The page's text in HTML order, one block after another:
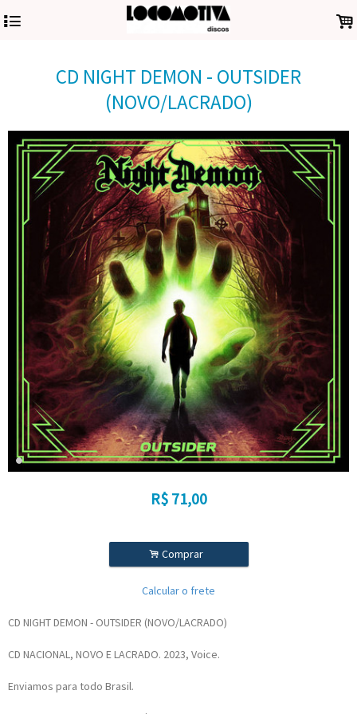
4 .
CD NIGHT DEMON - OUTSIDER
(NOVO/LACRADO)
R$ 71,00
. Comprar
Calcular o frete
CD NIGHT DEMON - OUTSIDER (NOVO/LACRADO)
CD NACIONAL, NOVO E LACRADO. 2023, Voice.
Enviamos para todo Brasil.